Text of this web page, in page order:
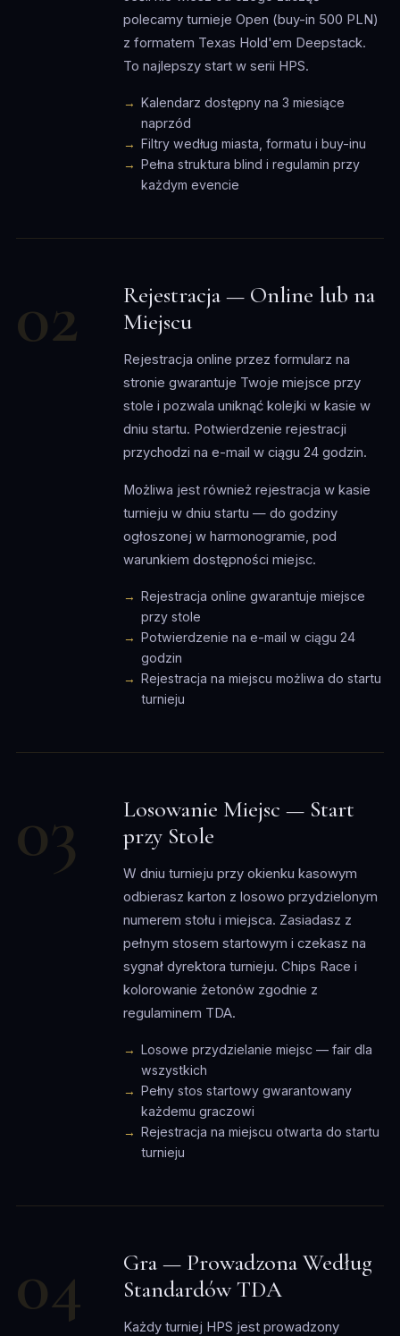
polecamy turnieje Open (buy-in 500 PLN)
z formatem Texas Hold'em Deepstack.
To najlepszy start w serii HPS.
Kalendarz dostępny na 3 miesiące
naprzód
Filtry według miasta, formatu i buy-inu
Pełna struktura blind i regulamin przy
każdym evencie
02
Rejestracja — Online lub na
Miejscu
Rejestracja online przez formularz na
stronie gwarantuje Twoje miejsce przy
stole i pozwala uniknąć kolejki w kasie w
dniu startu. Potwierdzenie rejestracji
przychodzi na e-mail w ciągu 24 godzin.
Możliwa jest również rejestracja w kasie
turnieju w dniu startu — do godziny
ogłoszonej w harmonogramie, pod
warunkiem dostępności miejsc.
Rejestracja online gwarantuje miejsce
przy stole
Potwierdzenie na e-mail w ciągu 24
godzin
Rejestracja na miejscu możliwa do startu
turnieju
03
Losowanie Miejsc — Start
przy Stole
W dniu turnieju przy okienku kasowym
odbierasz karton z losowo przydzielonym
numerem stołu i miejsca. Zasiadasz z
pełnym stosem startowym i czekasz na
sygnał dyrektora turnieju. Chips Race i
kolorowanie żetonów zgodnie z
regulaminem TDA.
Losowe przydzielanie miejsc — fair dla
wszystkich
Pełny stos startowy gwarantowany
każdemu graczowi
Rejestracja na miejscu otwarta do startu
turnieju
04
Gra — Prowadzona Według
Standardów TDA
Każdy turniej HPS jest prowadzony